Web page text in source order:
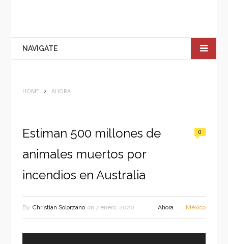
NAVIGATE
HOME AHORA
Estiman 500 millones de
animales muertos por
incendios en Australia
0
By Christian Solorzano on 7 enero, 2020 Ahora México